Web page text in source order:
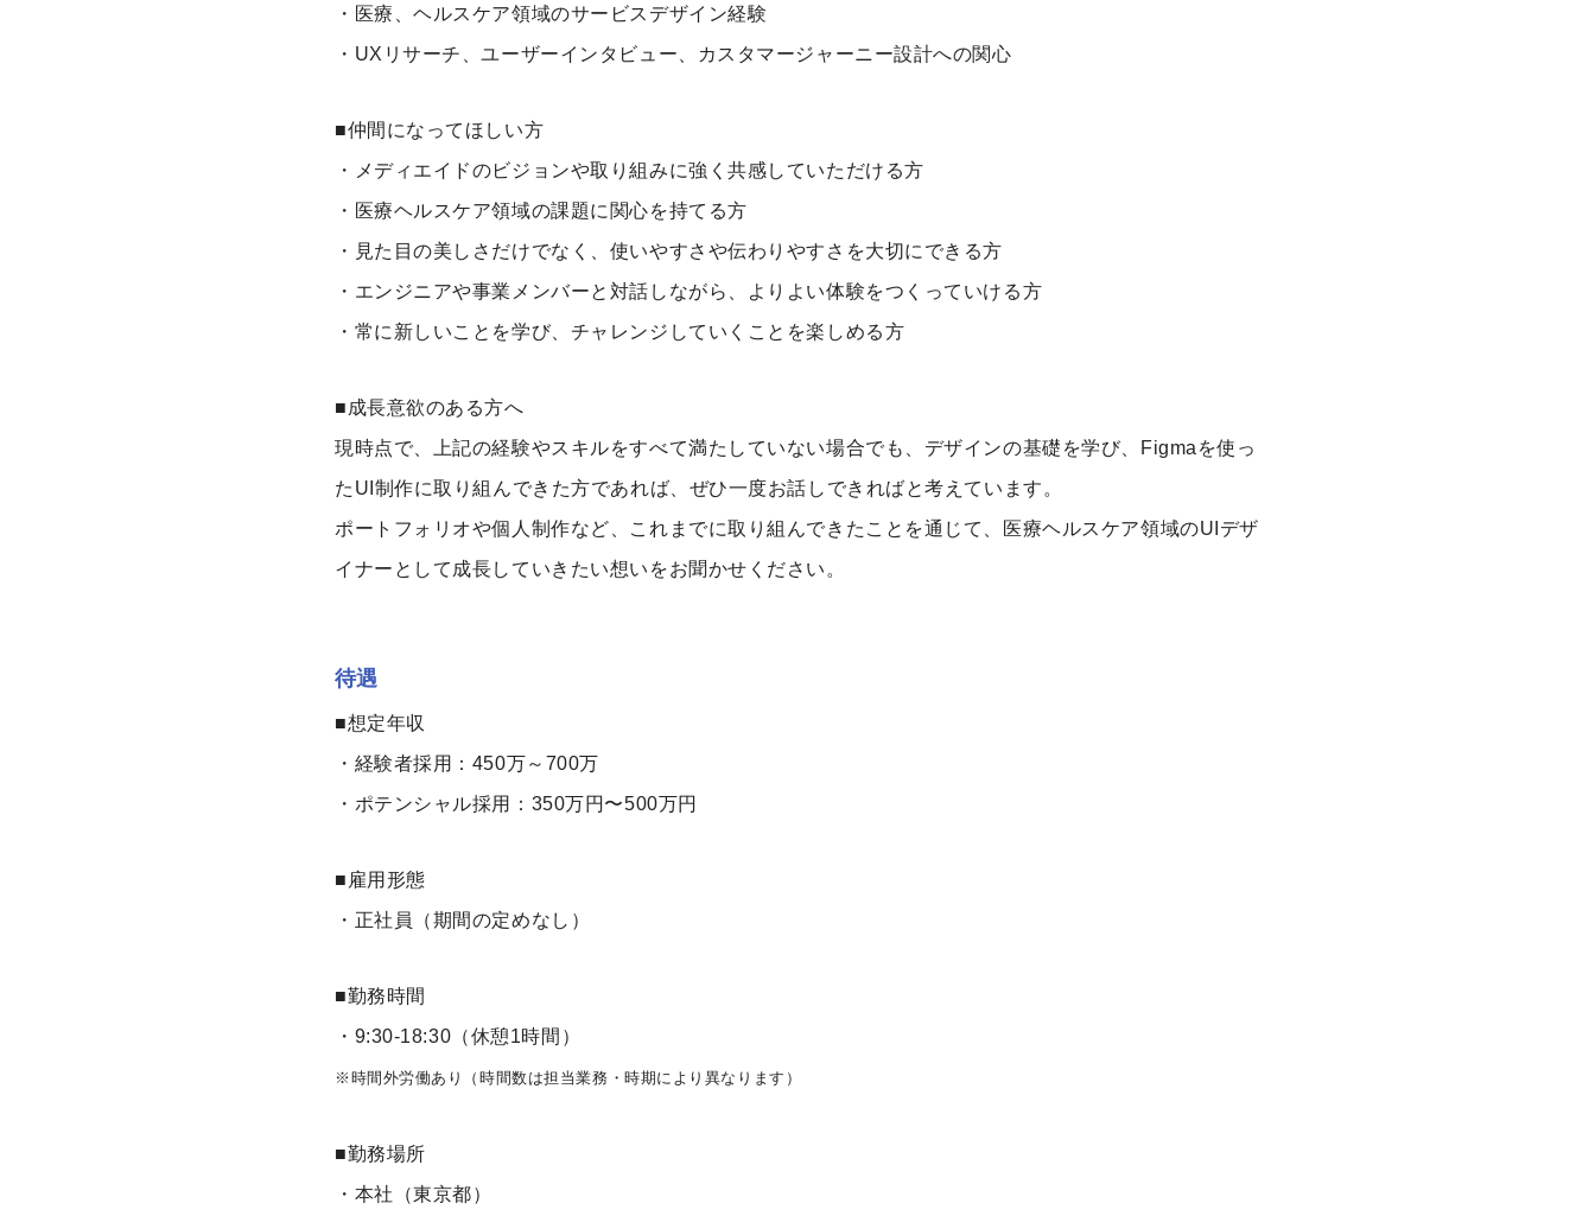
・医療、ヘルスケア領域のサービスデザイン経験
・UXリサーチ、ユーザーインタビュー、カスタマージャーニー設計への関心
■仲間になってほしい方
・メディエイドのビジョンや取り組みに強く共感していただける方
・医療ヘルスケア領域の課題に関心を持てる方
・見た目の美しさだけでなく、使いやすさや伝わりやすさを大切にできる方
・エンジニアや事業メンバーと対話しながら、よりよい体験をつくっていける方
・常に新しいことを学び、チャレンジしていくことを楽しめる方
■成長意欲のある方へ
現時点で、上記の経験やスキルをすべて満たしていない場合でも、デザインの基礎を学び、Figmaを使っ
たUI制作に取り組んできた方であれば、ぜひ一度お話しできればと考えています。
ポートフォリオや個人制作など、これまでに取り組んできたことを通じて、医療ヘルスケア領域のUIデザ
イナーとして成長していきたい想いをお聞かせください。
待遇
■想定年収
・経験者採用：450万～700万
・ポテンシャル採用：350万円〜500万円
■雇用形態
・正社員（期間の定めなし）
■勤務時間
・9:30-18:30（休憩1時間）
※時間外労働あり（時間数は担当業務・時期により異なります）
■勤務場所
・本社（東京都）